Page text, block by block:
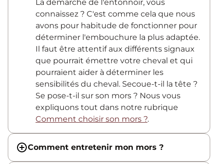
La démarche de l'entonnoir, vous
connaissez ? C'est comme cela que nous
avons pour habitude de fonctionner pour
déterminer l'embouchure la plus adaptée.
Il faut être attentif aux différents signaux
que pourrait émettre votre cheval et qui
pourraient aider à déterminer les
sensibilités du cheval. Secoue-t-il la tête ?
Se pose-t-il sur son mors ? Nous vous
expliquons tout dans notre rubrique
Comment choisir son mors ?.
Comment entretenir mon mors ?